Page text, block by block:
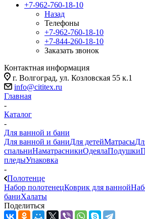
+7-962-760-18-10
Назад
Телефоны
+7-962-760-18-10
+7-844-260-18-10
Заказать звонок
Контактная информация
г. Волгоград, ул. Козловская 55 к.1
info@cititex.ru
Главная
-
Каталог
-
Для ванной и бани
Для ванной и баниДля детейМатрасы
спальниНаматрасникиОдеялаПодушки
пледыУпаковка
-
Полотенце
Набор полотенецКоврик для ванной
баниХалаты
Поделиться